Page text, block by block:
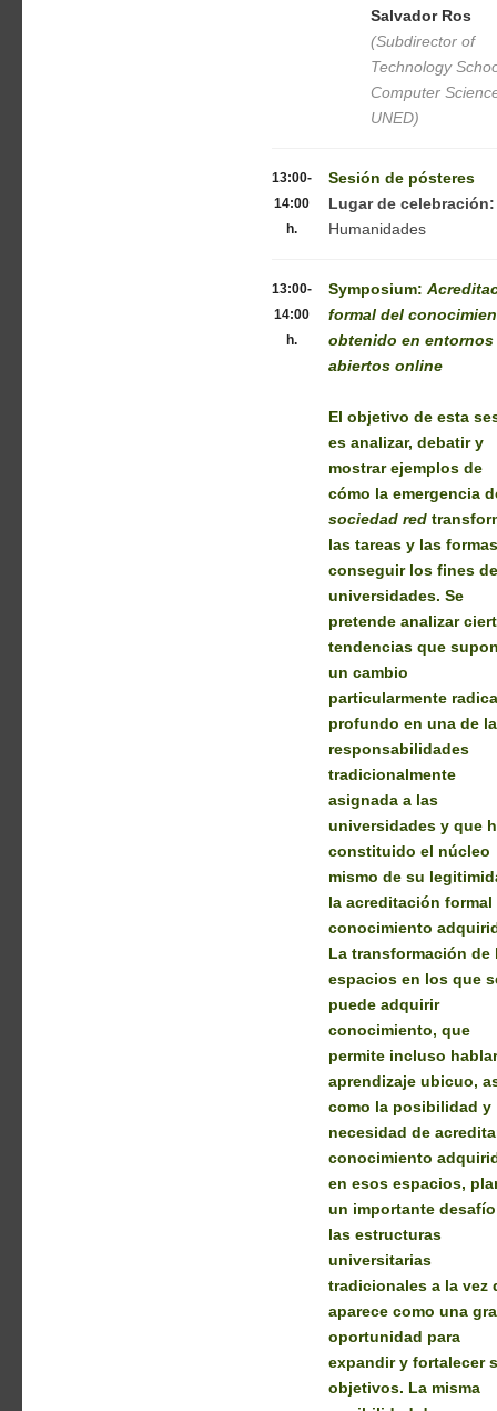
Salvador Ros
(Subdirector of
Technology
Computer
UNED)
13:00-
14:00
h.
Sesión de pósteres
Lugar de
Humanidades
13:00-
14:00
h.
Symposium:
formal del
obtenido en entornos
abiertos online
El objetivo de esta
es analizar, debatir y
mostrar ejemplos de
cómo la emergencia
sociedad red
las tareas y las
conseguir los fines
universidades. Se
pretende analizar
tendencias que
un cambio
particularmente
profundo en una de
responsabilidades
tradicionalmente
asignada a las
universidades y que
constituido el núcleo
mismo de su
la acreditación formal
conocimiento
La transformación de
espacios en los que
puede adquirir
conocimiento, que
permite incluso
aprendizaje ubicuo,
como la posibilidad y
necesidad de
conocimiento
en esos espacios,
un importante
las estructuras
universitarias
tradicionales a la vez
aparece como una
oportunidad para
expandir y fortalecer
objetivos. La misma